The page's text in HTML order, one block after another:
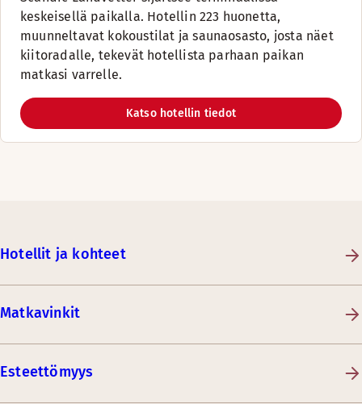
keskeisellä paikalla. Hotellin 223 huonetta,
muunneltavat kokoustilat ja saunaosasto, josta näet
kiitoradalle, tekevät hotellista parhaan paikan
matkasi varrelle.
Katso hotellin tiedot
Hotellit ja kohteet
Matkavinkit
Esteettömyys